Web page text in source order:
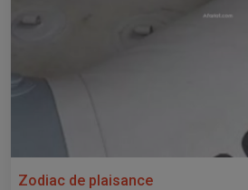
Zodiac de plaisance